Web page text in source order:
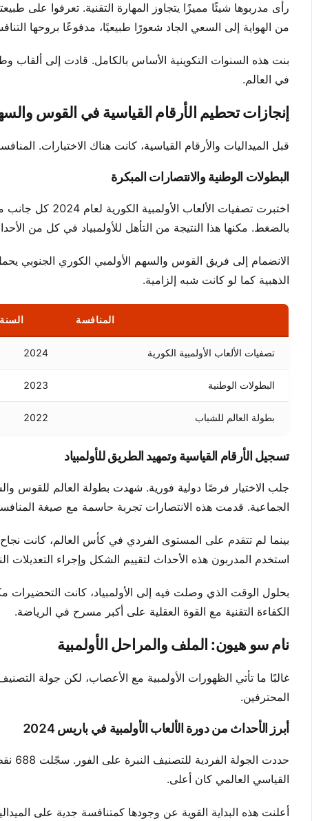
رأى مدربوها شيئًا مميزًا يتجاوز المهارة التقنية. تعرفوا على
من الهواية إلى السعي الجاد شعورًا طبيعيًا، مدفوعًا بروحها
بنت هذه السنوات التكوينية الأساس بالكامل. قادت إلى ألقاب
في العالم.
إنجازات تحطيم الأرقام القياسية في القوس
قبل الميداليات والأرقام القياسية، كانت هناك الاختبارات.
البطولات الوطنية والانتصارات المبكرة
اختبرت تصفيات
بالضغط. مكنها هذا النتيجة من التأهل للأولمبياد في كل من
الانضمام إلى فريق القوس والسهم الأولمبي الكوري الجنوبي يحمل
الذهبية كما لو كانت شبه إلزامية.
المنافسة السنة
تصفيات الألعاب الأولمبية الكورية 2024
البطولات الوطنية 2023
بطولة العالم للشباب 2022
تسجيل الأرقام القياسية وتمهيد الطريق للأولمبياد
الجماعية. قدمت هذه الانتصارات تجربة حاسمة مع صيغة
بينما لم تتقدم على المستوى الفردي في كأس العالم، كانت
استخدم المدربون هذه الأحداث لتقييم الشكل وإجراء التعديلات
بحلول الوقت الذي وصلت فيه إلى الأولمبياد، كانت
الكفاءة التقنية مع القوة العقلية على أكبر مسرح في الرياضة.
نام سو هيون: الملف والمراحل الأولمبية
غالبًا ما تأتي الظهورات الأولمبية مع الأعصاب، لكن جولة
المحترفين.
أبرز الأحداث من دورة الألعاب الأولمبية في باريس 2024
القياسي العالمي كان أعلى.
أعلنت هذه البداية القوية عن وجودها كمتنافسة جدية على